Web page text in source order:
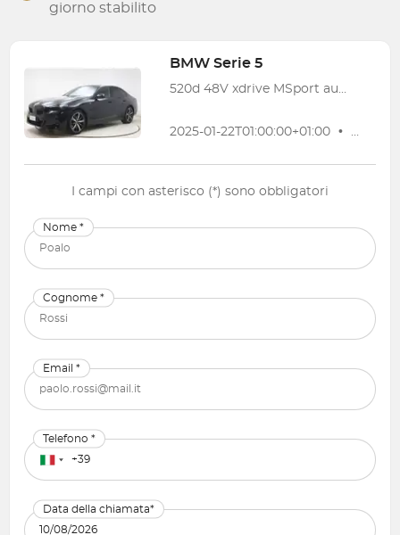
giorno stabilito
BMWSerie 5
520d 48V xdrive MSport auto
2025-01-22T01:00:00+01:00 • 29 339
I campi con asterisco (*) sono obbligatori
Nome *
Cognome *
Email *
Telefono *
Data della chiamata*